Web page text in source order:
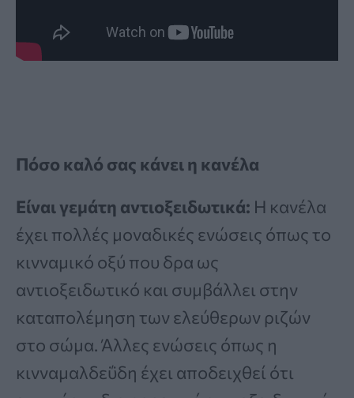
Πόσο καλό σας κάνει η κανέλα
Είναι γεμάτη αντιοξειδωτικά: Η κανέλα
έχει πολλές μοναδικές ενώσεις όπως το
κινναμικό οξύ που δρα ως
αντιοξειδωτικό και συμβάλλει στην
καταπολέμηση των ελεύθερων ριζών
στο σώμα. Άλλες ενώσεις όπως η
κινναμαλδεΰδη έχει αποδειχθεί ότι